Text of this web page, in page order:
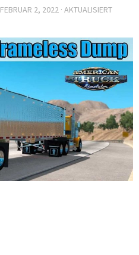
FEBRUAR 2, 2022 · AKTUALISIERT